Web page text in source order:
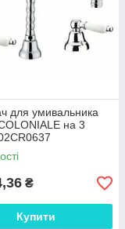
для умивальника
на 3
₴
Купити